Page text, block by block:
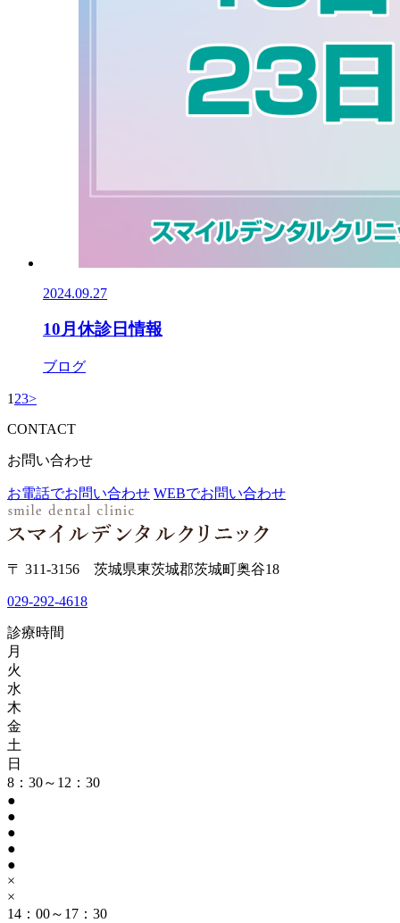
2024.09.27
10月休診日情報
ブログ
1 23>
CONTACT
お問い合わせ
お電話でお問い合わせ WEBでお問い合わせ
〒 311-3156 茨城県東茨城郡茨城町奥谷18
029-292-4618
診療時間
月
火
水
木
金
土
日
8：30～12：30
●
●
●
●
●
×
×
14：00～17：30